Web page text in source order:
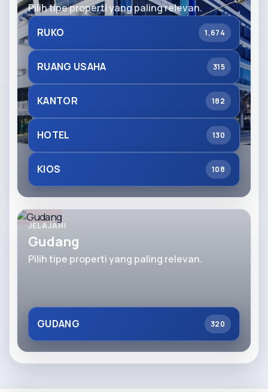
Pilih tipe properti yang paling relevan.
RUKO
1,674
RUANG USAHA 315
KANTOR 182
HOTEL 130
KIOS 108
JELAJAHI
Gudang
Pilih tipe properti yang paling relevan.
GUDANG 320